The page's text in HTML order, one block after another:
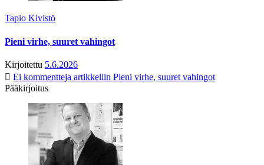
Tapio Kivistö
Pieni virhe, suuret vahingot
Kirjoitettu 5.6.2026
Ei kommentteja artikkeliin Pieni virhe, suuret vahingot
Pääkirjoitus